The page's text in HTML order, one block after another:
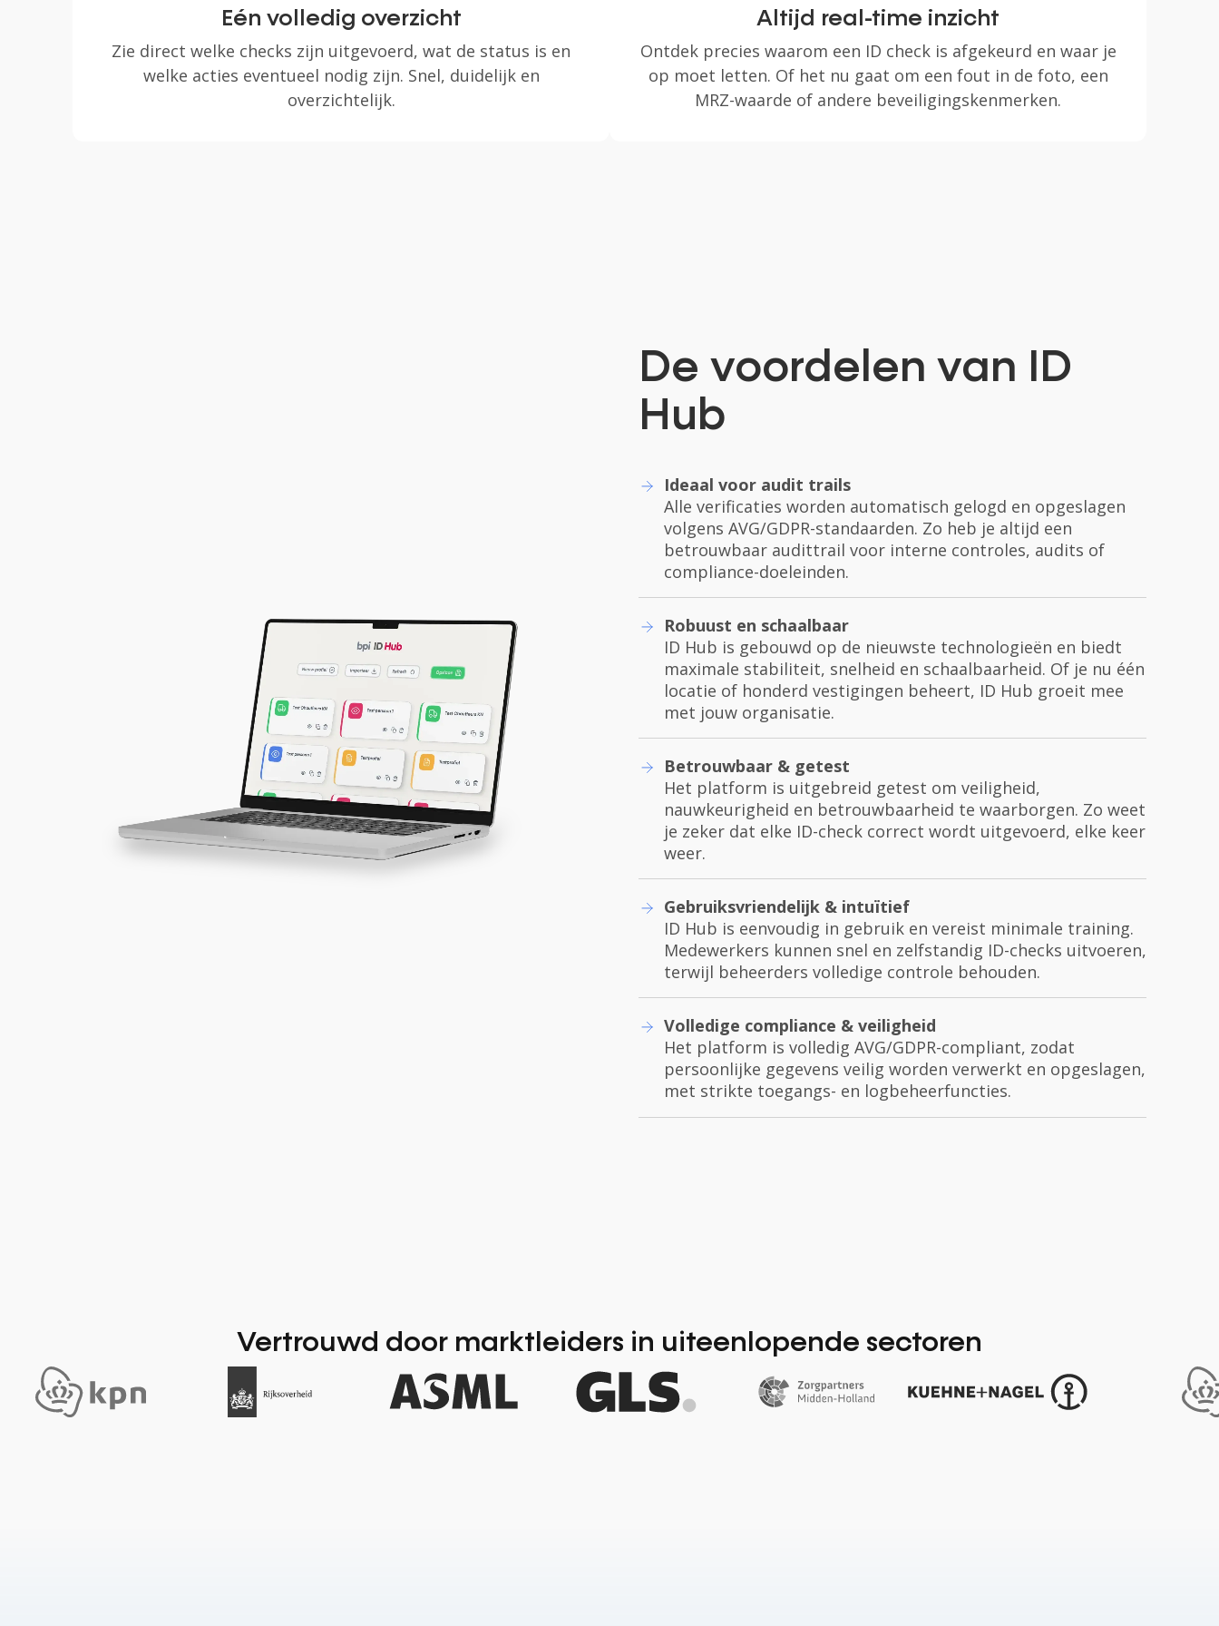
Eén volledig overzicht
Zie direct welke checks zijn uitgevoerd, wat de status is en
welke acties eventueel nodig zijn. Snel, duidelijk en
overzichtelijk.
Altijd real-time inzicht
Ontdek precies waarom een ID check is afgekeurd en waar je
op moet letten. Of het nu gaat om een fout in de foto, een
MRZ-waarde of andere beveiligingskenmerken.
De voordelen van ID
Hub
Ideaal voor audit trails
Alle verificaties worden automatisch gelogd en opgeslagen
volgens AVG/GDPR-standaarden. Zo heb je altijd een
betrouwbaar audittrail voor interne controles, audits of
compliance-doeleinden.
Robuust en schaalbaar
ID Hub is gebouwd op de nieuwste technologieën en biedt
maximale stabiliteit, snelheid en schaalbaarheid. Of je nu één
locatie of honderd vestigingen beheert, ID Hub groeit mee
met jouw organisatie.
Betrouwbaar & getest
Het platform is uitgebreid getest om veiligheid,
nauwkeurigheid en betrouwbaarheid te waarborgen. Zo weet
je zeker dat elke ID-check correct wordt uitgevoerd, elke keer
weer.
Gebruiksvriendelijk & intuïtief
ID Hub is eenvoudig in gebruik en vereist minimale training.
Medewerkers kunnen snel en zelfstandig ID-checks uitvoeren,
terwijl beheerders volledige controle behouden.
Volledige compliance & veiligheid
Het platform is volledig AVG/GDPR-compliant, zodat
persoonlijke gegevens veilig worden verwerkt en opgeslagen,
met strikte toegangs- en logbeheerfuncties.
Vertrouwd door marktleiders in uiteenlopende sectoren